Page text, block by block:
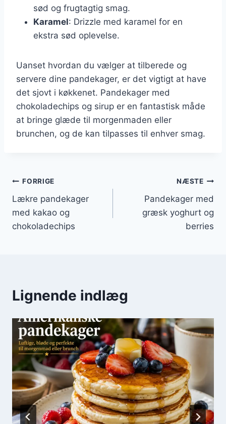
sød og frugtagtig smag.
Karamel: Drizzle med karamel for en
ekstra sød oplevelse.
Uanset hvordan du vælger at tilberede og
servere dine pandekager, er det vigtigt at have
det sjovt i køkkenet. Pandekager med
chokoladechips og sirup er en fantastisk måde
at bringe glæde til morgenmaden eller
brunchen, og de kan tilpasses til enhver smag.
Indlægsnavigation
FORRIGE
Lækre pandekager
med kakao og
chokoladechips
NÆSTE
Pandekager med
græsk yoghurt og
berries
Lignende indlæg